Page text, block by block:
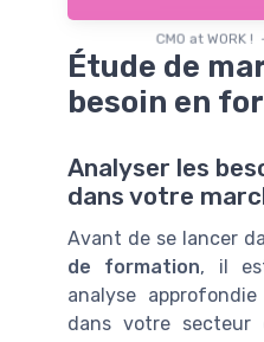
CMO at WORK
Étude de
besoin en
Analyser les
dans votre
Avant de se lancer
de formation, il
analyse
dans votre secteur